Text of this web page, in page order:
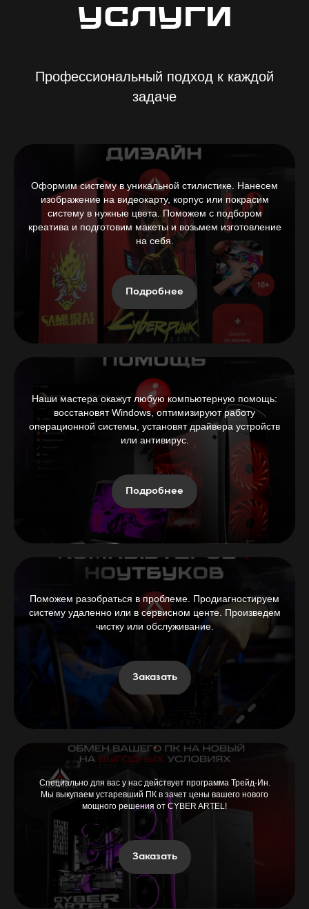
УСЛУГИ
Профессиональный подход к каждой
задаче
Оформим систему в уникальной стилистике. Нанесем
изображение на видеокарту, корпус или покрасим
систему в нужные цвета. Поможем с подбором
креатива и подготовим макеты и возьмем изготовление
на себя.
Подробнее
Наши мастера окажут любую компьютерную помощь:
восстановят Windows, оптимизируют работу
операционной системы, установят драйвера устройств
или антивирус.
Подробнее
Поможем разобраться в проблеме. Продиагностируем
систему удаленно или в сервисном центе. Произведем
чистку или обслуживание.
Заказать
Специально для вас у нас действует программа Трейд-Ин.
Мы выкупаем устаревший ПК в зачет цены вашего нового
мощного решения от CYBER ARTEL!
Заказать